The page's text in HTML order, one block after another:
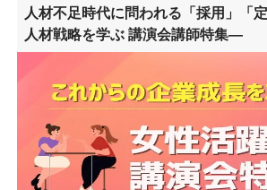
人材不足時代に問われる「採用」「
人材戦略を学ぶ 講演会講師特集―